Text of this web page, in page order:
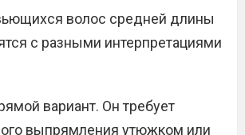
волос средней длины
с разными интерпретациями
вариант. Он требует
выпрямления утюжком или